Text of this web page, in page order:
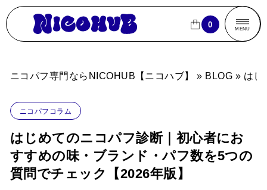
MENU
ニコパフ専門ならNICOHUB【ニコハブ】
0
CLOSE
0
商品一覧
ブランドから探す
フレーバーから探す
CLOSE
ニコパフ専門ならNICOHUB【ニコハブ】 » BLOG » はじ
ニコパフコラム
はじめてのニコパフ診断｜初心者にお
すすめの味・ブランド・パフ数を5つの
質問でチェック【2026年版】